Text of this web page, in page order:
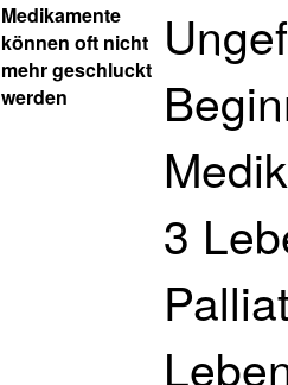
Medikamente
können oft nicht
mehr geschluckt
werden
3